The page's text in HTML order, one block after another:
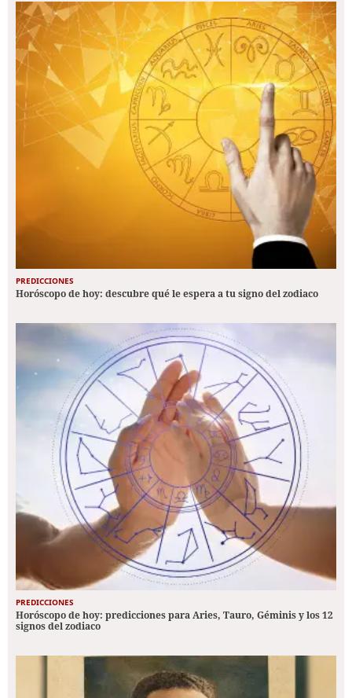
PREDICCIONES
Horóscopo de hoy: descubre qué le espera a tu signo del zodiaco
PREDICCIONES
Horóscopo de hoy: predicciones para Aries, Tauro, Géminis y los 12
signos del zodiaco